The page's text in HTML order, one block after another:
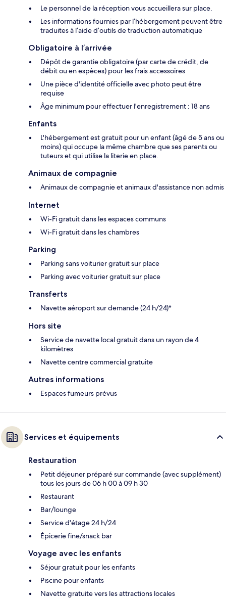
Le personnel de la réception vous accueillera sur place.
Les informations fournies par l’hébergement peuvent être
traduites à l’aide d’outils de traduction automatique
Obligatoire à l’arrivée
Dépôt de garantie obligatoire (par carte de crédit, de
débit ou en espèces) pour les frais accessoires
Une pièce d'identité officielle avec photo peut être
requise
Âge minimum pour effectuer l'enregistrement : 18 ans
Enfants
L'hébergement est gratuit pour un enfant (âgé de 5 ans ou
moins) qui occupe la même chambre que ses parents ou
tuteurs et qui utilise la literie en place.
Animaux de compagnie
Animaux de compagnie et animaux d'assistance non admis
Internet
Wi-Fi gratuit dans les espaces communs
Wi-Fi gratuit dans les chambres
Parking
Parking sans voiturier gratuit sur place
Parking avec voiturier gratuit sur place
Transferts
Navette aéroport sur demande (24 h/24)*
Hors site
Service de navette local gratuit dans un rayon de 4
kilomètres
Navette centre commercial gratuite
Autres informations
Espaces fumeurs prévus
Services et équipements
Restauration
Petit déjeuner préparé sur commande (avec supplément)
tous les jours de 06 h 00 à 09 h 30
Restaurant
Bar/lounge
Service d'étage 24 h/24
Épicerie fine/snack bar
Voyage avec les enfants
Séjour gratuit pour les enfants
Piscine pour enfants
Navette gratuite vers les attractions locales